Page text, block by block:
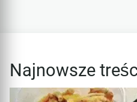
Najnowsze